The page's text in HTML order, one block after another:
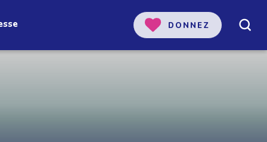
notre
DONNEZ